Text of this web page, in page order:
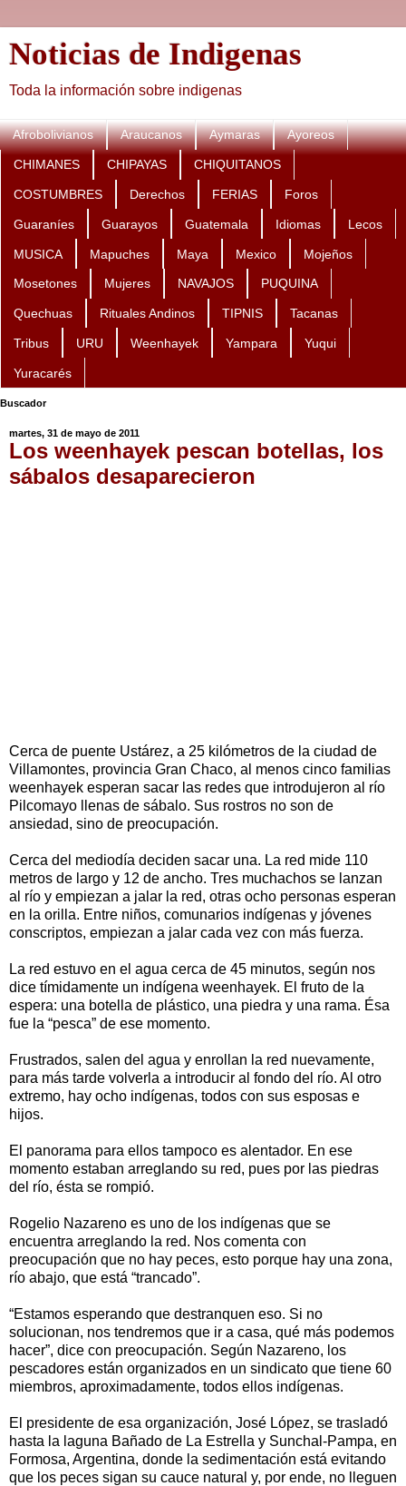
Noticias de Indigenas
Toda la información sobre indigenas
Afrobolivianos Araucanos Aymaras Ayoreos
CHIMANES CHIPAYAS CHIQUITANOS
COSTUMBRES Derechos FERIAS Foros
Guaraníes Guarayos Guatemala Idiomas Lecos
MUSICA Mapuches Maya Mexico Mojeños
Mosetones Mujeres NAVAJOS PUQUINA
Quechuas Rituales Andinos TIPNIS Tacanas
Tribus URU Weenhayek Yampara Yuqui
Yuracarés
Buscador
martes, 31 de mayo de 2011
Los weenhayek pescan botellas, los
sábalos desaparecieron
Cerca de puente Ustárez, a 25 kilómetros de la ciudad de
Villamontes, provincia Gran Chaco, al menos cinco familias
weenhayek esperan sacar las redes que introdujeron al río
Pilcomayo llenas de sábalo. Sus rostros no son de
ansiedad, sino de preocupación.
Cerca del mediodía deciden sacar una. La red mide 110
metros de largo y 12 de ancho. Tres muchachos se lanzan
al río y empiezan a jalar la red, otras ocho personas esperan
en la orilla. Entre niños, comunarios indígenas y jóvenes
conscriptos, empiezan a jalar cada vez con más fuerza.
La red estuvo en el agua cerca de 45 minutos, según nos
dice tímidamente un indígena weenhayek. El fruto de la
espera: una botella de plástico, una piedra y una rama. Ésa
fue la “pesca” de ese momento.
Frustrados, salen del agua y enrollan la red nuevamente,
para más tarde volverla a introducir al fondo del río. Al otro
extremo, hay ocho indígenas, todos con sus esposas e
hijos.
El panorama para ellos tampoco es alentador. En ese
momento estaban arreglando su red, pues por las piedras
del río, ésta se rompió.
Rogelio Nazareno es uno de los indígenas que se
encuentra arreglando la red. Nos comenta con
preocupación que no hay peces, esto porque hay una zona,
río abajo, que está “trancado”.
“Estamos esperando que destranquen eso. Si no
solucionan, nos tendremos que ir a casa, qué más podemos
hacer”, dice con preocupación. Según Nazareno, los
pescadores están organizados en un sindicato que tiene 60
miembros, aproximadamente, todos ellos indígenas.
El presidente de esa organización, José López, se trasladó
hasta la laguna Bañado de La Estrella y Sunchal-Pampa, en
Formosa, Argentina, donde la sedimentación está evitando
que los peces sigan su cauce natural y, por ende, no lleguen